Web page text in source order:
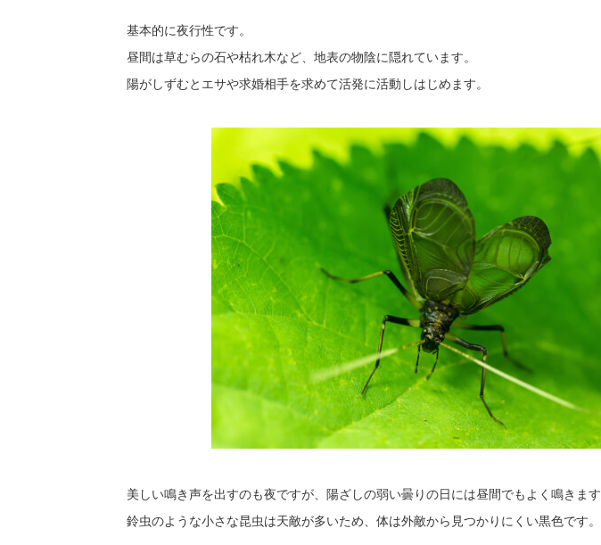
基本的に夜行性です。
昼間は草むらの石や枯れ木など、地表の物陰に隠れています。
陽がしずむとエサや求婚相手を求めて活発に活動しはじめます。
美しい鳴き声を出すのも夜ですが、陽ざしの弱い曇りの日には昼間でもよく鳴きます
鈴虫のような小さな昆虫は天敵が多いため、体は外敵から見つかりにくい黒色です。